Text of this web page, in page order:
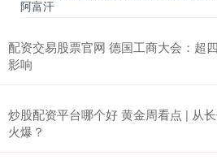
阿富汗
配资交易股票官网 德国工商大会：超
影响
炒股配资平台哪个好 黄金周看点 | 从
火爆？